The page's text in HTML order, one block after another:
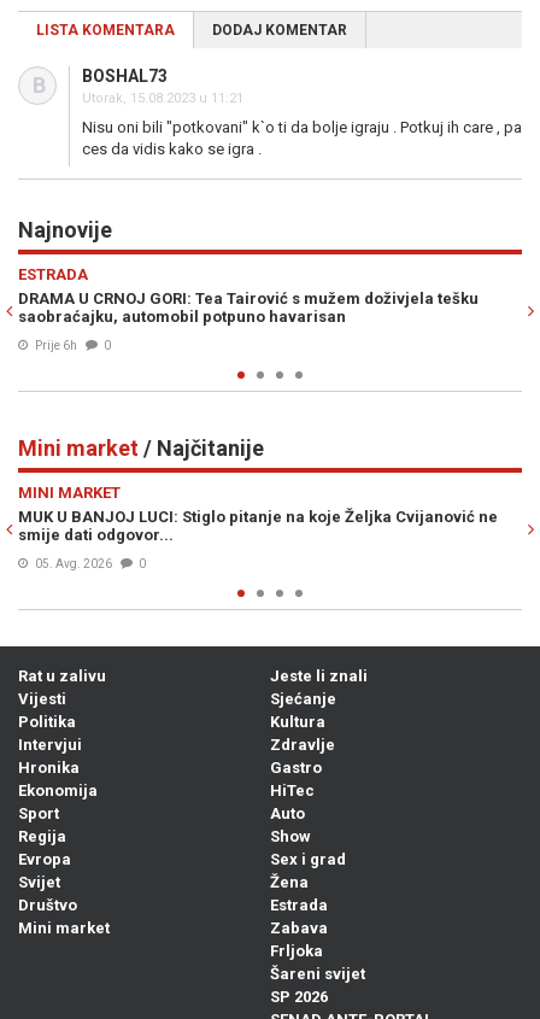
LISTA KOMENTARA DODAJ KOMENTAR
B BOSHAL73
Utorak, 15.08.2023 u 11:21
Nisu oni bili "potkovani" k`o ti da bolje igraju . Potkuj ih care , pa
ces da vidis kako se igra .
Najnovije
s mužem doživjela tešku
havarisan
BAKIR IZETBEGOVIĆ SIGURAN U
prekrižena, napravili su samo
Mini market/ Najčitanije
na koje Željka Cvijanović ne
ŠOK VIJEST KOJA JE UZDRMALA
Rat u zalivu
Vijesti
Politika
Intervjui
Hronika
Ekonomija
Sport
Regija
Evropa
Svijet
Društvo
Mini market
Jeste li znali
Sjećanje
Kultura
Zdravlje
Gastro
HiTec
Auto
Show
Sex i grad
Žena
Estrada
Zabava
Frljoka
Šareni svijet
SP 2026